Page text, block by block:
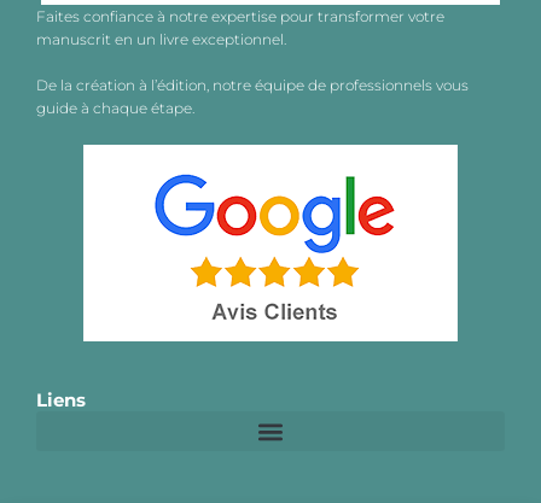
Faites confiance à notre expertise pour transformer votre
manuscrit en un livre exceptionnel.
De la création à l’édition, notre équipe de professionnels vous
guide à chaque étape.
Liens